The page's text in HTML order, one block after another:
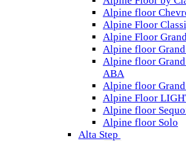
Alpine floor
Alpine Floor
Alpine Floor
Alpine floor
Alpine floor
ABA
Alpine floor
Alpine Floor
Alpine floor
Alpine floor Solo
Alta Step